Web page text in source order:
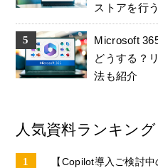
ストアを行
Microsoft
どうする？
法も紹介
人気資料ランキング
【Copilot導入ご検討